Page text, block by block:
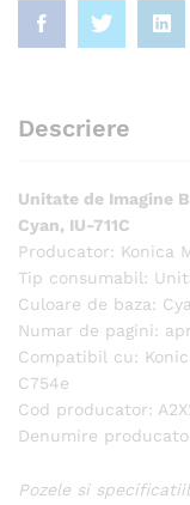
Descriere
Unitate de Imagine
Cyan, IU-711C
Producator: Konica
Tip consumabil:
Culoare de baza:
Numar de pagini:
Compatibil cu:
C754e
Cod producator:
Denumire
Pozele si